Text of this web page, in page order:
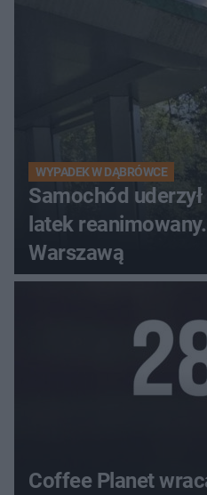
WYPADEK W DĄBRÓWCE
Samochód
latek
Warszawą
Coffee Planet